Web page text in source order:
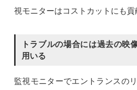
視モニターはコストカットにも貢
トラブルの場合には過去の映
用いる
監視モニターでエントランスの